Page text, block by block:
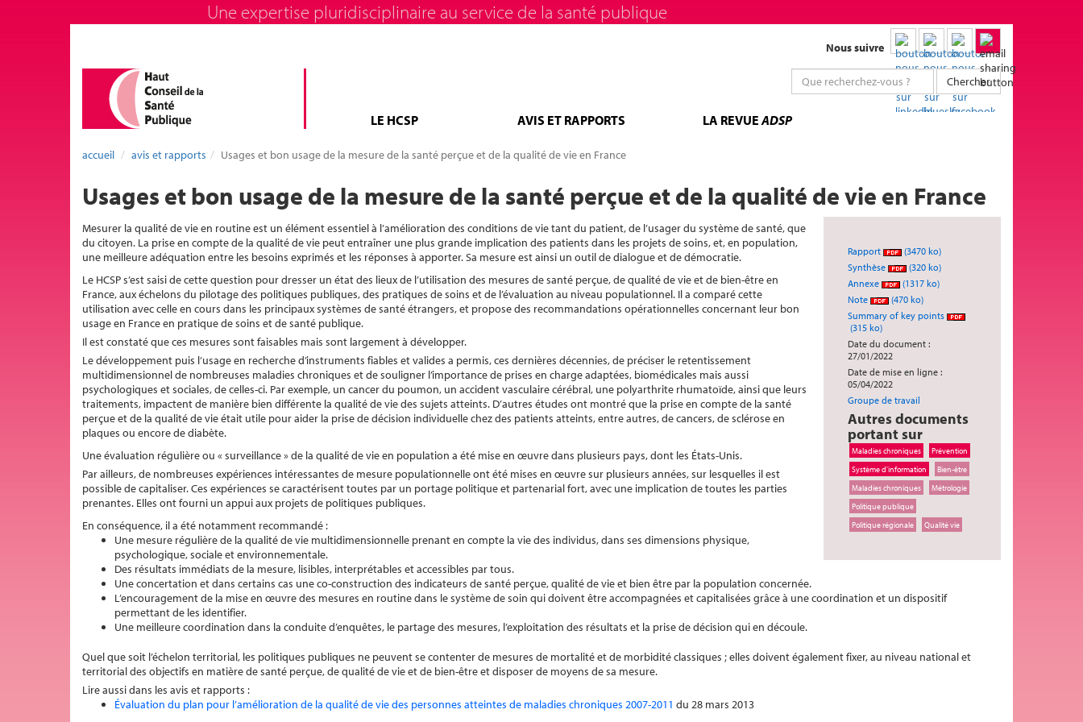
Une expertise pluridisciplinaire au service de la santé publique
Nous suivre
Chercher
LE HCSP AVIS ET RAPPORTS LA REVUEADSP
accueil avis et rapports Usages et bon usage de la mesure de la santé perçue et de la qualité de vie en France
Usages et bon usage de la mesure de la santé perçue et de la qualité de vie en France
Rapport
(3470 ko)
Synthèse
(320 ko)
Annexe
(1317 ko)
Note
(470 ko)
Summary of key points
(315 ko)
Date du document :
27/01/2022
Date de mise en ligne :
05/04/2022
Groupe de travail
Autres documents
portant sur
Maladies chroniques
Prévention
Système d'information
Bien-être
Maladies chroniques
Métrologie
Politique publique
Politique régionale
Qualité vie
Mesurer la qualité de vie en routine est un élément essentiel à l’amélioration des conditions de vie tant du patient, de l’usager du système de santé, que
du citoyen. La prise en compte de la qualité de vie peut entraîner une plus grande implication des patients dans les projets de soins, et, en population,
une meilleure adéquation entre les besoins exprimés et les réponses à apporter. Sa mesure est ainsi un outil de dialogue et de démocratie.
Le HCSP s’est saisi de cette question pour dresser un état des lieux de l’utilisation des mesures de santé perçue, de qualité de vie et de bien-être en
France, aux échelons du pilotage des politiques publiques, des pratiques de soins et de l’évaluation au niveau populationnel. Il a comparé cette
utilisation avec celle en cours dans les principaux systèmes de santé étrangers, et propose des recommandations opérationnelles concernant leur bon
usage en France en pratique de soins et de santé publique.
Il est constaté que ces mesures sont faisables mais sont largement à développer.
Le développement puis l’usage en recherche d’instruments fiables et valides a permis, ces dernières décennies, de préciser le retentissement
multidimensionnel de nombreuses maladies chroniques et de souligner l’importance de prises en charge adaptées, biomédicales mais aussi
psychologiques et sociales, de celles-ci. Par exemple, un cancer du poumon, un accident vasculaire cérébral, une polyarthrite rhumatoïde, ainsi que leurs
traitements, impactent de manière bien différente la qualité de vie des sujets atteints. D’autres études ont montré que la prise en compte de la santé
perçue et de la qualité de vie était utile pour aider la prise de décision individuelle chez des patients atteints, entre autres, de cancers, de sclérose en
plaques ou encore de diabète.
Une évaluation régulière ou « surveillance » de la qualité de vie en population a été mise en œuvre dans plusieurs pays, dont les États-Unis.
Par ailleurs, de nombreuses expériences intéressantes de mesure populationnelle ont été mises en œuvre sur plusieurs années, sur lesquelles il est
possible de capitaliser. Ces expériences se caractérisent toutes par un portage politique et partenarial fort, avec une implication de toutes les parties
prenantes. Elles ont fourni un appui aux projets de politiques publiques.
En conséquence, il a été notamment recommandé :
Une mesure régulière de la qualité de vie multidimensionnelle prenant en compte la vie des individus, dans ses dimensions physique,
psychologique, sociale et environnementale.
Des résultats immédiats de la mesure, lisibles, interprétables et accessibles par tous.
Une concertation et dans certains cas une co-construction des indicateurs de santé perçue, qualité de vie et bien être par la population concernée.
L’encouragement de la mise en œuvre des mesures en routine dans le système de soin qui doivent être accompagnées et capitalisées grâce à une coordination et un dispositif
permettant de les identifier.
Une meilleure coordination dans la conduite d’enquêtes, le partage des mesures, l’exploitation des résultats et la prise de décision qui en découle.
Quel que soit l’échelon territorial, les politiques publiques ne peuvent se contenter de mesures de mortalité et de morbidité classiques ; elles doivent également fixer, au niveau national et
territorial des objectifs en matière de santé perçue, de qualité de vie et de bien-être et disposer de moyens de sa mesure.
Lire aussi dans les avis et rapports :
Évaluation du plan pour l’amélioration de la qualité de vie des personnes atteintes de maladies chroniques 2007-2011 du 28 mars 2013